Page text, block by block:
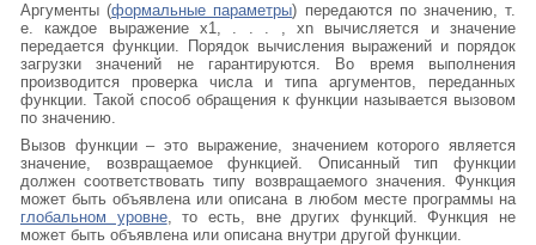
Аргументы (формальные параметры) передаются по значению, т.
е. каждое выражение x1, . . . , xn вычисляется и значение
передается функции. Порядок вычисления выражений и порядок
загрузки значений не гарантируются. Во время выполнения
производится проверка числа и типа аргументов, переданных
функции. Такой способ обращения к функции называется вызовом
по значению.
Вызов функции – это выражение, значением которого является
значение, возвращаемое функцией. Описанный тип функции
должен соответствовать типу возвращаемого значения. Функция
может быть объявлена или описана в любом месте программы на
глобальном уровне, то есть, вне других функций. Функция не
может быть объявлена или описана внутри другой функции.